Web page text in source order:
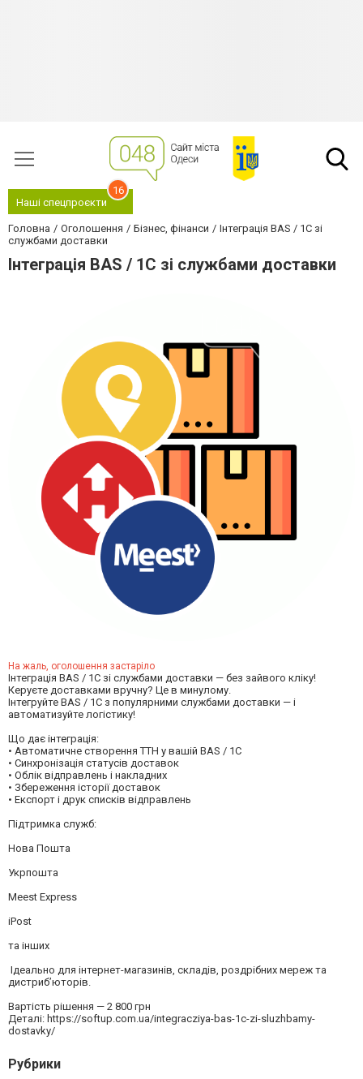
Наші спецпроєкти
16
Головна Оголошення Бізнес, фінанси
Інтеграція BAS / 1C зі
службами доставки
Інтеграція BAS / 1C зі службами доставки
На жаль, оголошення застаріло
Інтеграція BAS / 1C зі службами доставки — без зайвого кліку!
Керуєте доставками вручну? Це в минулому.
Інтегруйте BAS / 1C з популярними службами доставки — і
автоматизуйте логістику!
Що дає інтеграція:
• Автоматичне створення ТТН у вашій BAS / 1C
• Синхронізація статусів доставок
• Облік відправлень і накладних
• Збереження історії доставок
• Експорт і друк списків відправлень
Підтримка служб:
Нова Пошта
Укрпошта
Meest Express
iPost
та інших
‍ Ідеально для інтернет-магазинів, складів, роздрібних мереж та
дистриб’юторів.
Вартість рішення — 2 800 грн
Деталі: https://softup.com.ua/integracziya-bas-1c-zi-sluzhbamy-
dostavky/
Рубрики